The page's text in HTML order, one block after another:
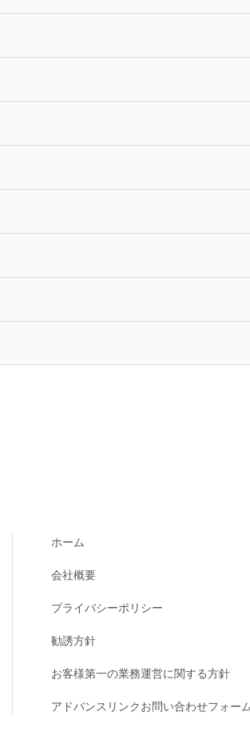
ホーム
会社概要
プライバシーポリシー
勧誘方針
お客様第一の業務運営に関する方針
アドバンスリンクお問い合わせフォー